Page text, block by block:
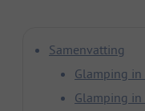
Samenvatting
Glamping
Glamping in